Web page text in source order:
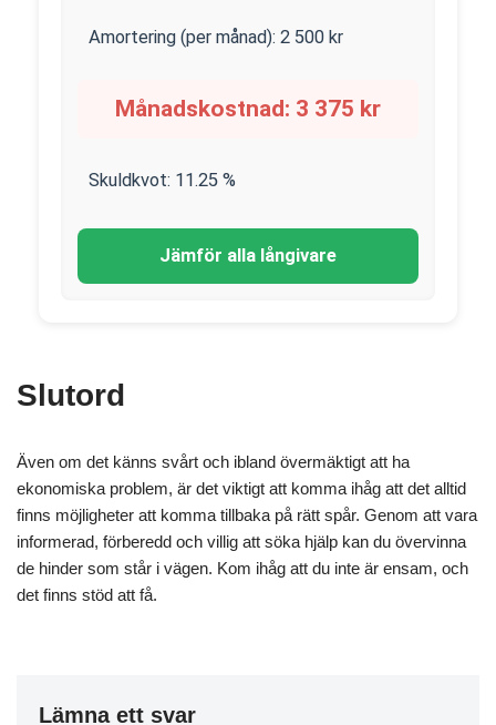
Amortering (per månad): 2 500 kr
Månadskostnad: 3 375 kr
Skuldkvot: 11.25 %
Jämför alla långivare
Slutord
Även om det känns svårt och ibland övermäktigt att ha
ekonomiska problem, är det viktigt att komma ihåg att det alltid
finns möjligheter att komma tillbaka på rätt spår. Genom att vara
informerad, förberedd och villig att söka hjälp kan du övervinna
de hinder som står i vägen. Kom ihåg att du inte är ensam, och
det finns stöd att få.
Lämna ett svar